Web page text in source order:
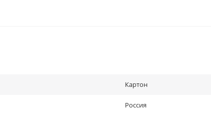
Картон
Россия